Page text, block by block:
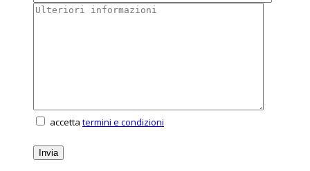
accetta termini e condizioni